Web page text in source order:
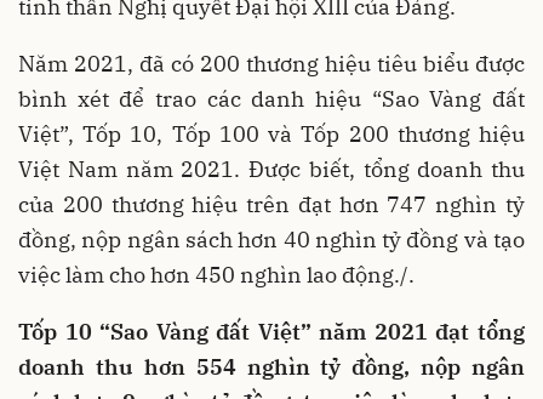
tinh thần Nghị quyết Đại hội XIII của Đảng.
Năm 2021, đã có 200 thương hiệu tiêu biểu được
bình xét để trao các danh hiệu “Sao Vàng đất
Việt”, Tốp 10, Tốp 100 và Tốp 200 thương hiệu
Việt Nam năm 2021. Được biết, tổng doanh thu
của 200 thương hiệu trên đạt hơn 747 nghìn tỷ
đồng, nộp ngân sách hơn 40 nghìn tỷ đồng và tạo
việc làm cho hơn 450 nghìn lao động./.
Tốp 10 “Sao Vàng đất Việt” năm 2021 đạt tổng
doanh thu hơn 554 nghìn tỷ đồng, nộp ngân